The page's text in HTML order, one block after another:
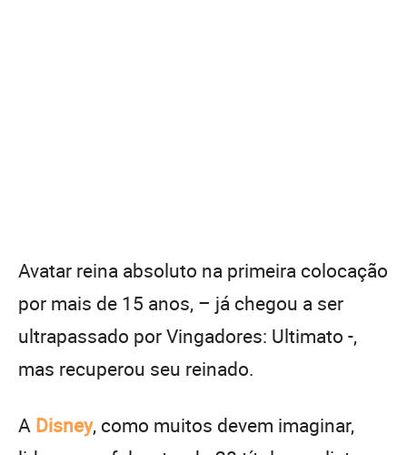
Avatar reina absoluto na primeira colocação
por mais de 15 anos, – já chegou a ser
ultrapassado por Vingadores: Ultimato -,
mas recuperou seu reinado.
A Disney, como muitos devem imaginar,